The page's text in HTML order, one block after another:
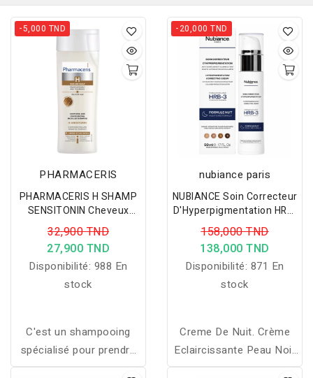
-5,000 TND
PHARMACERIS
PHARMACERIS H SHAMP
SENSITONIN Cheveux
Delicat
32,900 TND
27,900 TND
Disponibilité: 988 En
stock
C'est un shampooing
spécialisé pour prendre
soin du cuir chevelu
-20,000 TND
nubiance paris
NUBIANCE Soin Correcteur
D'Hyperpigmentation HRB-
3, Crème Anti Tache
Visage De Nuit
158,000 TND
138,000 TND
Disponibilité: 871 En
stock
Creme De Nuit. Crème
Eclaircissante Peau Noir
Puissant Ou Pour Peaux